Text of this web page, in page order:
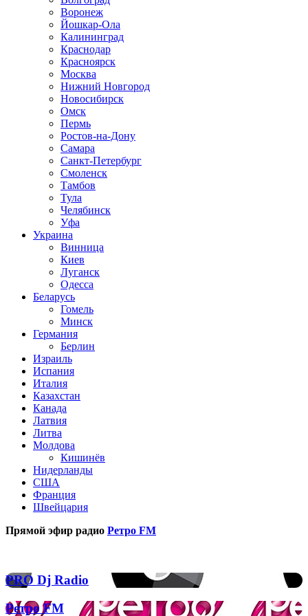
Воронеж
Йошкар-Ола
Калининград
Краснодар
Красноярск
Москва
Нижний Новгород
Новосибирск
Омск
Пермь
Ростов-на-Дону
Самара
Санкт-Петербург
Смоленск
Тамбов
Тула
Челябинск
Уфа
Украина
Винница
Киев
Луганск
Одесса
Беларусь
Гомель
Минск
Германия
Берлин
Израиль
Испания
Италия
Казахстан
Канада
Латвия
Литва
Молдова
Кишинёв
Нидерланды
США
Франция
Швейцария
Прямой эфир радио Ретро FM
PRO
Dj
Radio
PRO Dj Radio
Ретро
Ретро FM